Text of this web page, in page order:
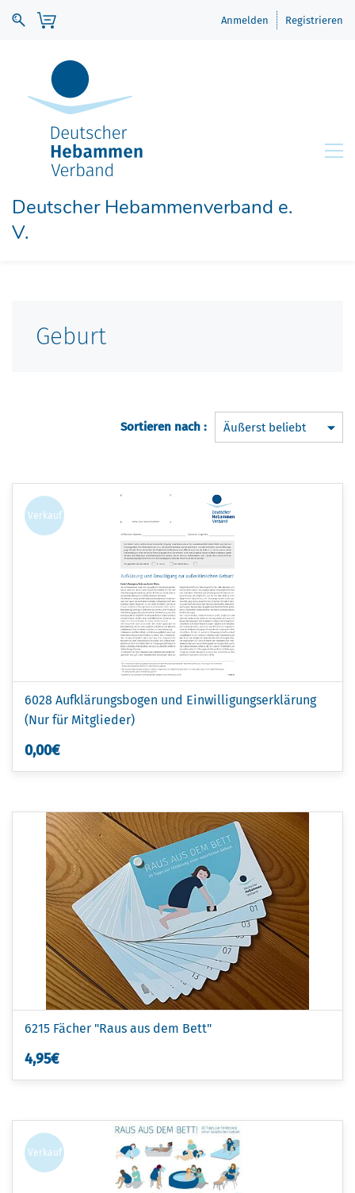
Anmelden Registrieren
Deutscher Hebammenverband e.
V.
Geburt
Sortieren nach :
Verkauf
6028 Aufklärungsbogen und Einwilligungserklärung
(Nur für Mitglieder)
0,00€
6215 Fächer "Raus aus dem Bett"
4,95€
Verkauf